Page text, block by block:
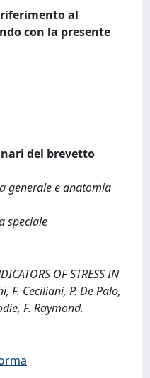
al
con la presente
del brevetto
generale e anatomia
speciale
OF STRESS IN
F. Ceciliani, P. De Palo,
F. Raymond.